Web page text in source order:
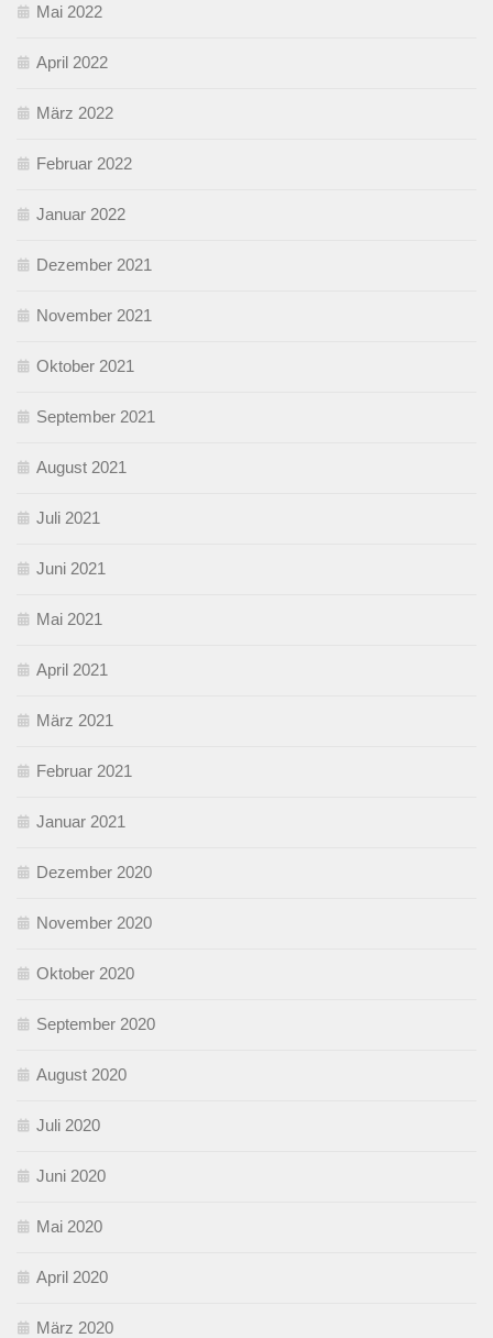
Mai 2022
April 2022
März 2022
Februar 2022
Januar 2022
Dezember 2021
November 2021
Oktober 2021
September 2021
August 2021
Juli 2021
Juni 2021
Mai 2021
April 2021
März 2021
Februar 2021
Januar 2021
Dezember 2020
November 2020
Oktober 2020
September 2020
August 2020
Juli 2020
Juni 2020
Mai 2020
April 2020
März 2020